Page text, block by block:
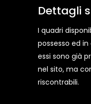
Dettagli
I quadri
possesso ed
essi sono già
nel sito, ma
riscontrabili.